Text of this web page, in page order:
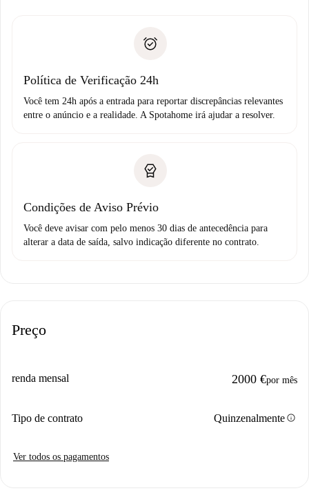
Débito direto bancário
não comunicar nenhum problema.
Política de Verificação 24h
Você tem 24h após a entrada para reportar discrepâncias relevantes
entre o anúncio e a realidade. A Spotahome irá ajudar a resolver.
Condições de Aviso Prévio
Você deve avisar com pelo menos 30 dias de antecedência para
alterar a data de saída, salvo indicação diferente no contrato.
Preço
renda mensal 2000 €por mês
Tipo de contrato Quinzenalmenteinfo
Ver todos os pagamentos